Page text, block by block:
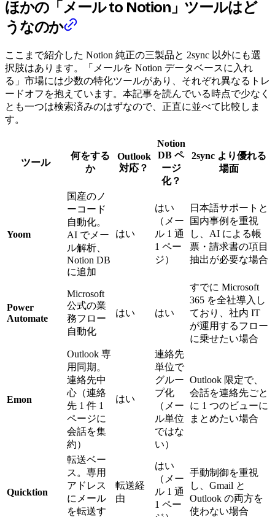
ほかの「メール to Notion」ツールはど
うなのか
ここまで紹介した Notion 純正の三製品と 2sync 以外にも選
択肢はあります。「メールを Notion データベースに入れ
る」市場には少数の特化ツールがあり、それぞれ異なるトレ
ードオフを抱えています。本記事を読んでいる時点で少なく
とも一つは検索済みのはずなので、正直に並べて比較しま
す。
ツール
何をする
か
Outlook
対応？
Notion
DB ペ
ージ
化？
2sync より優れる
場面
Yoom
国産のノ
ーコード
自動化。
AI でメー
ル解析、
Notion DB
に追加
はい
はい
（メー
ル 1 通
1 ペー
ジ）
日本語サポートと
国内事例を重視
し、AI による帳
票・請求書の項目
抽出が必要な場合
Power
Automate
Microsoft
公式の業
務フロー
自動化
はい はい
すでに Microsoft
365 を全社導入し
ており、社内 IT
が運用するフロー
に乗せたい場合
Emon
Outlook 専
用同期。
連絡先中
心（連絡
先 1 件 1
ページに
会話を集
約）
はい
連絡先
単位で
グルー
プ化
（メー
ル単位
ではな
い）
Outlook 限定で、
会話を連絡先ごと
に 1 つのビューに
まとめたい場合
Quicktion
転送ベー
ス。専用
アドレス
にメール
を転送す
転送経
由
はい
（メー
ル 1 通
1 ペー
手動制御を重視
し、Gmail と
Outlook の両方を
使わない場合